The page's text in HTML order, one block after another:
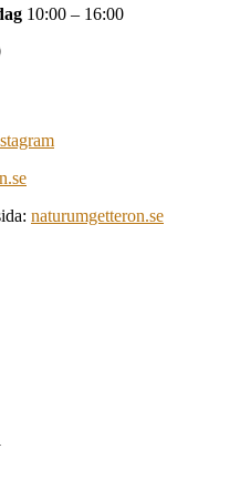
10:00 – 16:00
naturumgetteron.se